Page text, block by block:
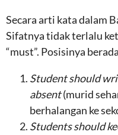
Secara arti kata dalam
Sifatnya tidak terlalu
“must”. Posisinya
Student should
absent(murid
berhalangan ke
Students should